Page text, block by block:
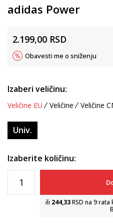
adidas Power
2.199,00 RSD
Obavesti me o sniženju
Izaberi veličinu:
Veličine EU Veličine Veličine
Univ.
Izaberite količinu:
ili 244,33RSD na 9 rata